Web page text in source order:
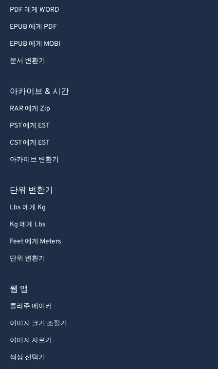
PDF 에게 WORD
EPUB 에게 PDF
EPUB 에게 MOBI
문서 변환기
아카이브 & 시간
RAR 에게 Zip
PST 에게 EST
CST 에게 EST
아카이브 변환기
단위 변환기
Lbs 에게 Kg
Kg 에게 Lbs
Feet 에게 Meters
단위 변환기
웹 앱
콜라주 메이커
이미지 크기 조절기
이미지 자르기
색상 선택기